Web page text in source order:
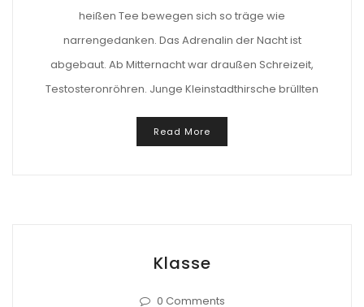
heißen Tee bewegen sich so träge wie
narrengedanken. Das Adrenalin der Nacht ist
abgebaut. Ab Mitternacht war draußen Schreizeit,
Testosteronröhren. Junge Kleinstadthirsche brüllten
Read More
Klasse
0 Comments